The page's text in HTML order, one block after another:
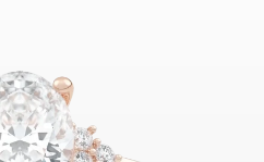
z zakupu